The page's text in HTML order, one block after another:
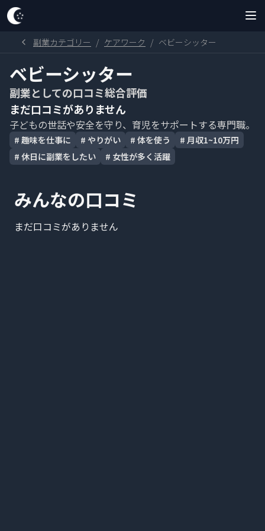
副業カテゴリー / ケアワーク / ベビーシッター
ベビーシッター
副業としての口コミ総合評価
まだ口コミがありません
子どもの世話や安全を守り、育児をサポートする専門職。
# 趣味を仕事に # やりがい # 体を使う # 月収1~10万円
# 休日に副業をしたい # 女性が多く活躍
みんなの口コミ
まだ口コミがありません